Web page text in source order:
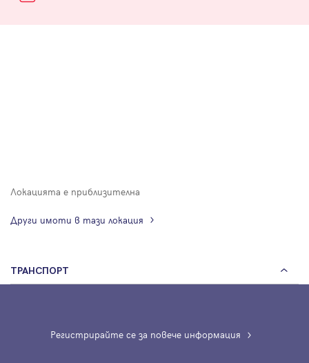
Локацията е приблизителна
Други имоти в тази локация
ТРАНСПОРТ
Регистрирайте се за повече информация